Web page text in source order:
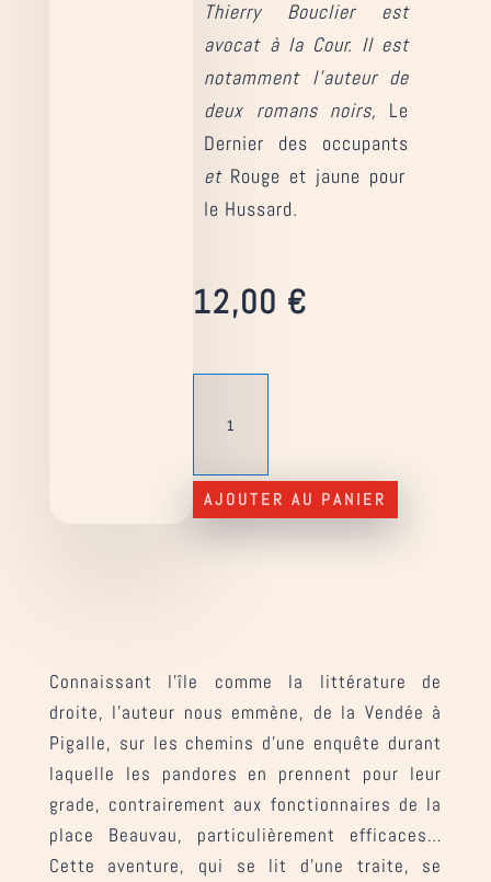
Thierry Bouclier est
avocat à la Cour. Il est
notamment l’auteur de
deux romans noirs, Le
Dernier des occupants
et Rouge et jaune pour
le Hussard.
12,00 €
le
AJOUTER AU PANIER
Connaissant l’île comme la littérature de
droite, l’auteur nous emmène, de la Vendée à
Pigalle, sur les chemins d’une enquête durant
laquelle les pandores en prennent pour leur
grade, contrairement aux fonctionnaires de la
place Beauvau, particulièrement efficaces…
Cette aventure, qui se lit d’une traite, se